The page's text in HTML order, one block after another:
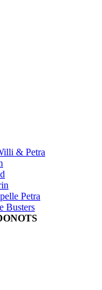
& Petra
Petra
Busters